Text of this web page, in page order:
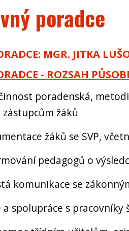
poradce
MGR. JITKA
- ROZSAH
poradenská,
žáků
žáků se SVP,
pedagogů o
komunikace se
spolupráce s pracovníky